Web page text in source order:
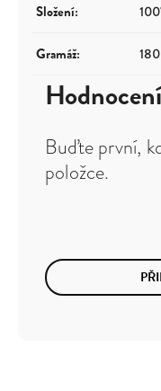
Složení:
Gramáž:
Buďte první,
položce.